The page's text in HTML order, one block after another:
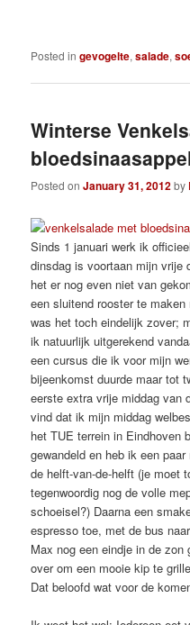
Posted in gevogelte,salade,
Winterse
Posted onJanuary 31, 2012by
Sinds 1 januari werk ik
dinsdag is voortaan mijn vrije
het er nog even niet van
een sluitend rooster te
was het toch eindelijk zover;
ik natuurlijk uitgerekend
een cursus die ik voor mijn
bijeenkomst duurde maar tot
eerste extra vrije middag
vind dat ik mijn middag
het TUE terrein in Eindhoven
gewandeld en heb ik een
de helft-van-de-helft (je moet
tegenwoordig nog de volle
schoeisel?) Daarna een
espresso toe, met de bus
Max nog een eindje in de zon
over om een mooie kip te
Dat beloofd wat voor de